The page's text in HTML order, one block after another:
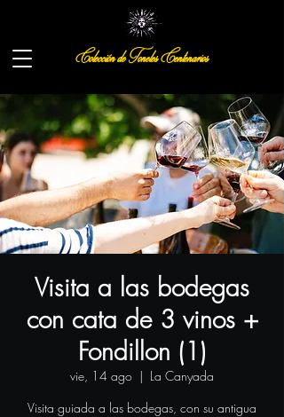
Colección de Toneles Centenarios
Visita a las bodegas
con cata de 3 vinos +
Fondillon (1)
vie, 14 ago
  |
La Canyada
Visita guiada a las bodegas, con su antigua